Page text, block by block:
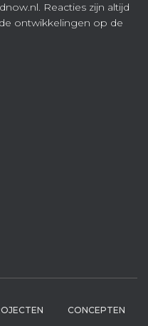
Reacties zijn altijd
ontwikkelingen op de
CONCEPTEN